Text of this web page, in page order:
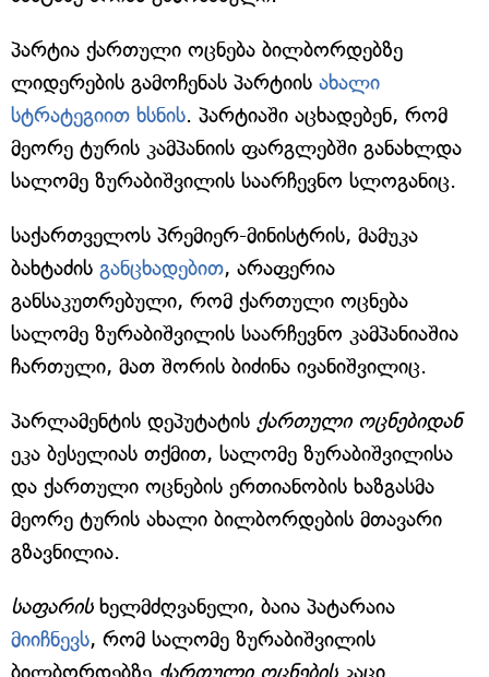
პარტია ქართული ოცნება ბილბორდებზე
ლიდერების გამოჩენას პარტიის ახალი
სტრატეგიით ხსნის. პარტიაში აცხადებენ, რომ
მეორე ტურის კამპანიის ფარგლებში განახლდა
სალომე ზურაბიშვილის საარჩევნო სლოგანიც.
საქართველოს პრემიერ-მინისტრის, მამუკა
ბახტაძის განცხადებით, არაფერია
განსაკუთრებული, რომ ქართული ოცნება
სალომე ზურაბიშვილის საარჩევნო კამპანიაშია
ჩართული, მათ შორის ბიძინა ივანიშვილიც.
პარლამენტის დეპუტატის ქართული ოცნებიდან
ეკა ბესელიას თქმით, სალომე ზურაბიშვილისა
და ქართული ოცნების ერთიანობის ხაზგასმა
მეორე ტურის ახალი ბილბორდების მთავარი
გზავნილია.
საფარის ხელმძღვანელი, ბაია პატარაია
მიიჩნევს, რომ სალომე ზურაბიშვილის